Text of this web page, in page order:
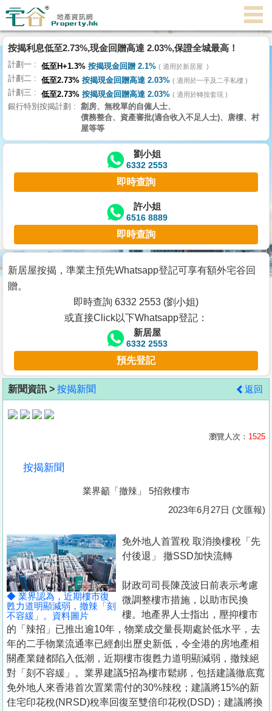
理
主
頁
搵
樓/
交
業
主
宅
谷
按
客
地
產
置
業
手
冊
關
於
我
們
按揭利息低至2.73%,現金回贈高達 2.03%,保證全城最高！
計劃一 低至H+1.3% 按揭現金回贈 2.1% 適用於新居屋
計劃二 低至2.73% 按揭現金回贈高達 2.03% 適用於一手及二手私樓
計劃三 低至2.73% 按揭現金回贈高達 2.03% 適用於轉按套現
銀行特別按揭計劃
劏房、無稅單的自僱人士、
債務整合、資產審批(適合收入不足人士)、唐樓、村
屋等等
劉小姐
6332 2553
即時查詢
許小姐
6516 8889
即時查詢
新居屋按揭，準業主預先Whatsapp登記可享有額外宅谷回
贈。
即時查詢 6332 2553 (劉小姐)
或直接Click以下Whatsapp登記：
新居屋
6332 2553
預先登記
新聞資訊 > 按揭新聞 返回
瀏覽人次： 1525
按揭新聞
業界籲「撤辣」 5招救樓市
2023年6月27日 (文匯報)
◆ 業界認為，近期樓市復
甦力道明顯減弱，撤辣「刻
不容緩」。資料圖片
免外地人首置稅 取消換樓稅「先
付後退」 撤SSD加快流轉
財政司司長陳茂波日前表示考慮
微調整樓市措施，以助市民換
樓。地產界人士指出，壓抑樓市
的「辣招」已推出逾10年，物業成交量長期處於低水平，去
年的二手物業流通率已經創出歷史新低，令全港的房地產相
關產業鏈都陷入低潮，近期樓市復甦力道明顯減弱，撤辣絕
對「刻不容緩」。業界建議5招為樓市鬆綁，包括建議徹底寬
免外地人來香港首次置業需付的30%辣稅；建議將15%的新
住宅印花稅(NRSD)稅率回復至雙倍印花稅(DSD)；建議將換